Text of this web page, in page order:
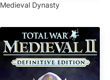
Medieval Dynasty